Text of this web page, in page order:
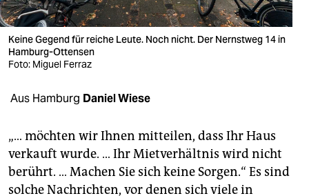
veranstaltungen
shop
fragen & hilfe
genossenschaft
epaper login
Keine Gegend für reiche Leute. Noch nicht. Der Nernstweg 14 in
Hamburg-Ottensen
Foto: Miguel Ferraz
Aus Hamburg Daniel Wiese
„… möchten wir Ihnen mitteilen, dass Ihr Haus
verkauft wurde. … Ihr Mietverhältnis wird nicht
berührt. … Machen Sie sich keine Sorgen.“ Es sind
solche Nachrichten, vor denen sich viele in